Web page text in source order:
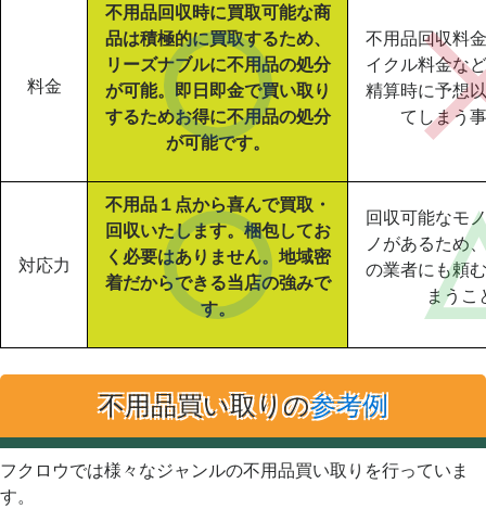
料金
不用品回収時に買取可能な商
品は積極的に買取するため、
リーズナブルに不用品の処分
が可能。即日即金で買い取り
するためお得に不用品の処分
が可能です。
不用品回収料
イクル料金な
精算時に予想
てしまう
対応力
不用品１点から喜んで買取・
回収いたします。梱包してお
く必要はありません。地域密
着だからできる当店の強みで
す。
回収可能なモ
ノがあるため
の業者にも頼
まうこ
不用品買い取りの参考例
フクロウでは様々なジャンルの不用品買い取りを行っていま
す。